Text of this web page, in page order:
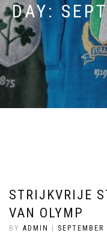
DAY:
STRIJKVRIJE
VAN OLYMP
BY ADMIN